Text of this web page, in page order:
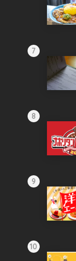
7
8
9
10